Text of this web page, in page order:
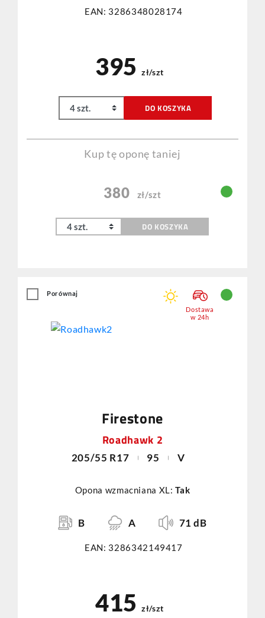
EAN: 3286348028174
395 zł/szt
DO KOSZYKA
Kup tę oponę taniej
380 zł/szt
DO KOSZYKA
Firestone
Roadhawk 2
205/55 R17 95 V
Opona wzmacniana XL:Tak
B A 71 dB
EAN: 3286342149417
Porównaj
Dostawa
w 24h
415 zł/szt